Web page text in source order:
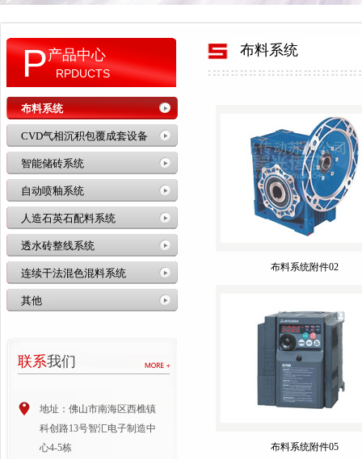
P产品中心
RPDUCTS
布料系统
CVD气相沉积包覆成套设备
智能储砖系统
自动喷釉系统
人造石英石配料系统
透水砖整线系统
连续干法混色混料系统
其他
联系我们
地址：佛山市南海区西樵镇
科创路13号智汇电子制造中
心4-5栋
布料系统
布料系统附件02
布料系统附件05